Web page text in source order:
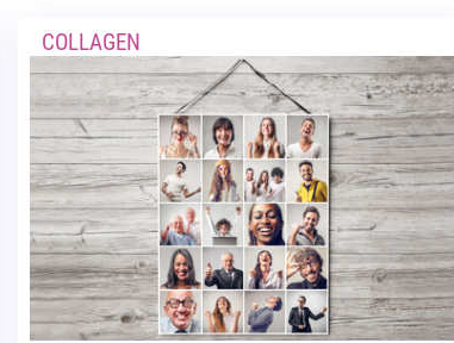
COLLAGEN